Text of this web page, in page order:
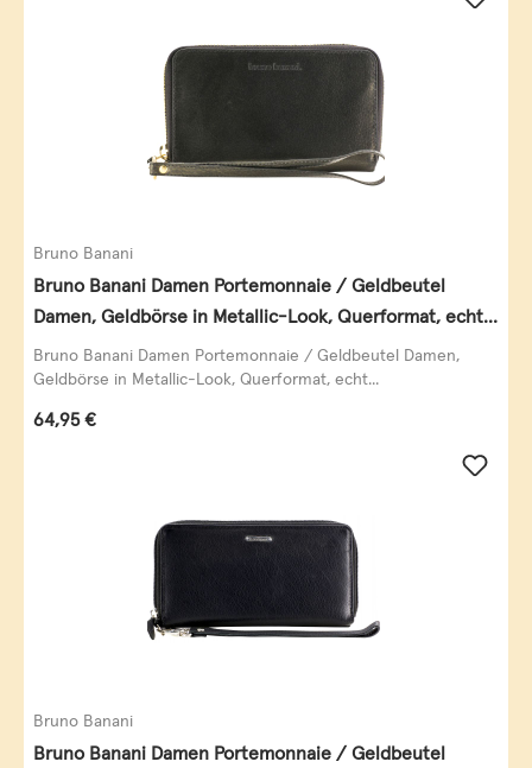
Bruno Banani
Bruno Banani Damen Portemonnaie / Geldbeutel
Damen, Geldbörse in Metallic-Look, Querformat, echt
Leder, schwarz-gold
Bruno Banani Damen Portemonnaie / Geldbeutel Damen,
Geldbörse in Metallic-Look, Querformat, echt...
Regulärer Preis:
64,95 €
Bruno Banani
Bruno Banani Damen Portemonnaie / Geldbeutel